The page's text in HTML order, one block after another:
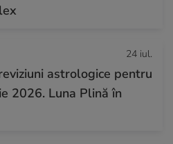
24 iul.
astrologice pentru
2026. Luna Plină în